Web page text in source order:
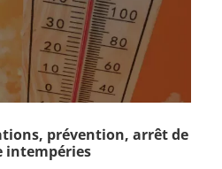
prévention, arrêt de
intempéries